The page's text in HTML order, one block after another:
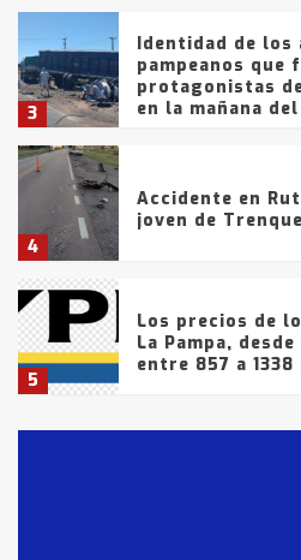
3
Identidad de los
pampeanos que
protagonistas
en la mañana
4
Accidente en
joven de
5
Los precios de
La Pampa,
entre 857 a 1338